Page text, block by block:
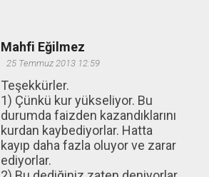
Mahfi Eğilmez
25 Temmuz 2013 12:59
Teşekkürler.
1) Çünkü kur yükseliyor. Bu
durumda faizden kazandıklarını
kurdan kaybediyorlar. Hatta
kayıp daha fazla oluyor ve zarar
ediyorlar.